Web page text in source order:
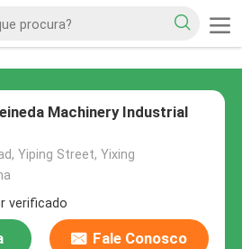
Machinery Industrial
Yiping Street, Yixing
verificado
Fale Conosco